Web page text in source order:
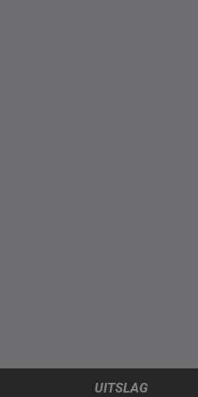
UITSLAG